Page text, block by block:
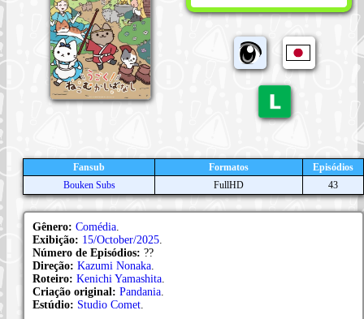
Fansub Formatos
Episódios
Bouken Subs
FullHD 43
Gênero: Comédia
Exibição: 15/October/2025
Número de Episódios: ??
Direção: Kazumi Nonaka
Roteiro: Kenichi Yamashita
Criação original: Pandania
Estúdio: Studio Comet